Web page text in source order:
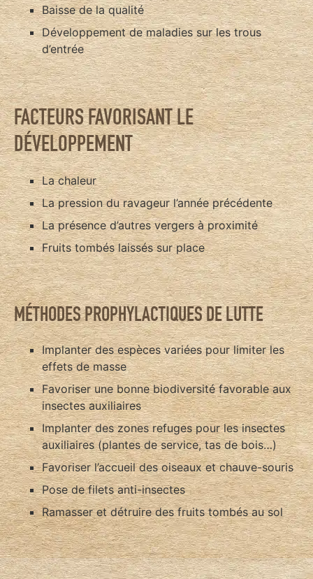
Baisse de la qualité
Développement de maladies sur les trous
d’entrée
FACTEURS FAVORISANT LE
DÉVELOPPEMENT
La chaleur
La pression du ravageur l’année précédente
La présence d’autres vergers à proximité
Fruits tombés laissés sur place
MÉTHODES PROPHYLACTIQUES DE LUTTE
Implanter des espèces variées pour limiter les
effets de masse
Favoriser une bonne biodiversité favorable aux
insectes auxiliaires
Implanter des zones refuges pour les insectes
auxiliaires (plantes de service, tas de bois…)
Favoriser l’accueil des oiseaux et chauve-souris
Pose de filets anti-insectes
Ramasser et détruire des fruits tombés au sol